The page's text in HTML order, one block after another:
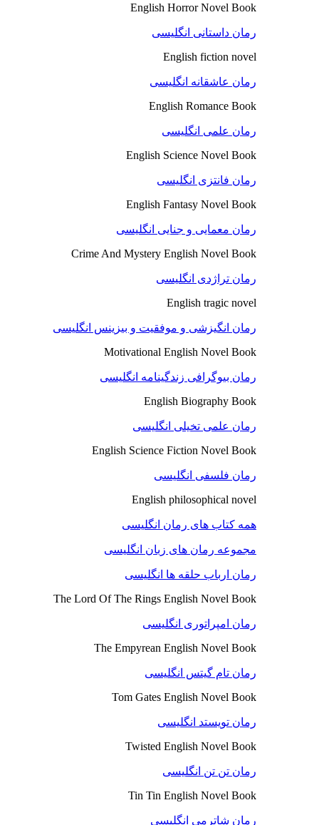
English Horror Novel Book
رمان داستانی انگلیسی
English fiction novel
رمان عاشقانه انگلیسی
English Romance Book
رمان علمی انگلیسی
English Science Novel Book
رمان فانتزی انگلیسی
English Fantasy Novel Book
رمان معمایی و جنایی انگلیسی
Crime And Mystery English Novel Book
رمان تراژدی انگلیسی
English tragic novel
رمان انگیزشی و موفقیت و بیزینس انگلیسی
Motivational English Novel Book
رمان بیوگرافی زندگینامه انگلیسی
English Biography Book
رمان علمی تخیلی انگلیسی
English Science Fiction Novel Book
رمان فلسفی انگلیسی
English philosophical novel
همه کتاب های رمان انگلیسی
مجموعه رمان های زبان انگلیسی
رمان ارباب حلقه ها انگلیسی
The Lord Of The Rings English Novel Book
رمان امپراتوری انگلیسی
The Empyrean English Novel Book
رمان تام گیتس انگلیسی
Tom Gates English Novel Book
رمان تویستد انگلیسی
Twisted English Novel Book
رمان تن تن انگلیسی
Tin Tin English Novel Book
رمان شاترمی انگلیسی